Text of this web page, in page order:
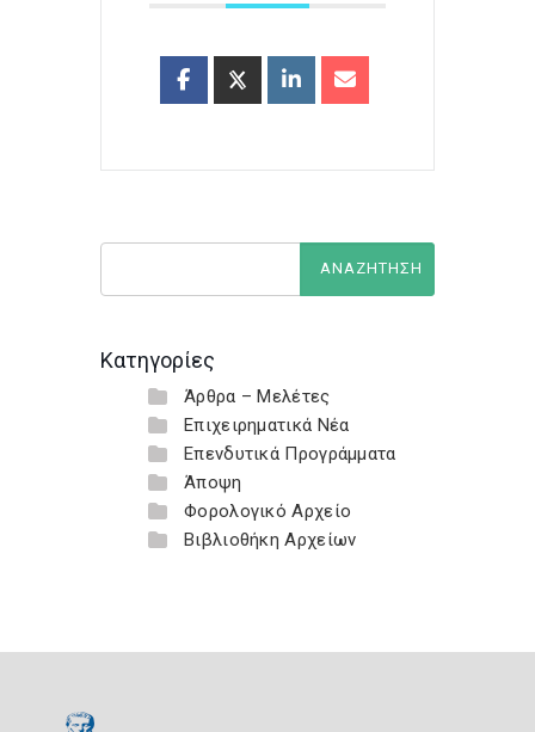
Κατηγορίες
Άρθρα – Μελέτες
Επιχειρηματικά Νέα
Επενδυτικά Προγράμματα
Άποψη
Φορολογικό Αρχείο
Βιβλιοθήκη Αρχείων